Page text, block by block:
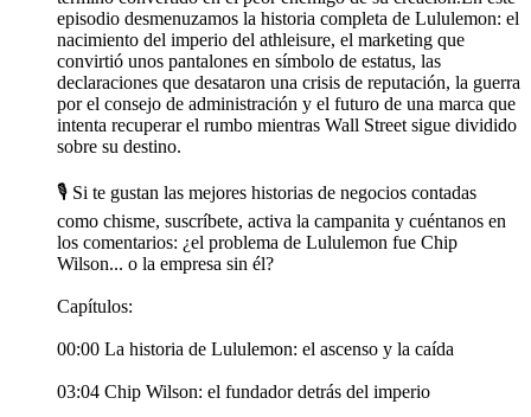
episodio desmenuzamos la historia completa de Lululemon: el
nacimiento del imperio del athleisure, el marketing que
convirtió unos pantalones en símbolo de estatus, las
declaraciones que desataron una crisis de reputación, la guerra
por el consejo de administración y el futuro de una marca que
intenta recuperar el rumbo mientras Wall Street sigue dividido
sobre su destino.
🎙️ Si te gustan las mejores historias de negocios contadas
como chisme, suscríbete, activa la campanita y cuéntanos en
los comentarios: ¿el problema de Lululemon fue Chip
Wilson... o la empresa sin él?
Capítulos:
00:00 La historia de Lululemon: el ascenso y la caída
03:04 Chip Wilson: el fundador detrás del imperio